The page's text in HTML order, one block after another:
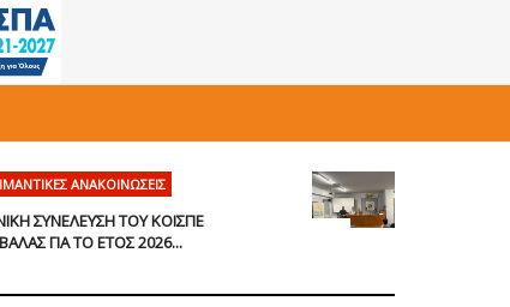
ΑΝΑΚΟΙΝΏΣΕΙΣ
ΣΥΝΕΛΕΥΣΗ ΤΟΥ ΚΟΙΣΠΕ
ΓΙΑ ΤΟ ΕΤΟΣ 2026...